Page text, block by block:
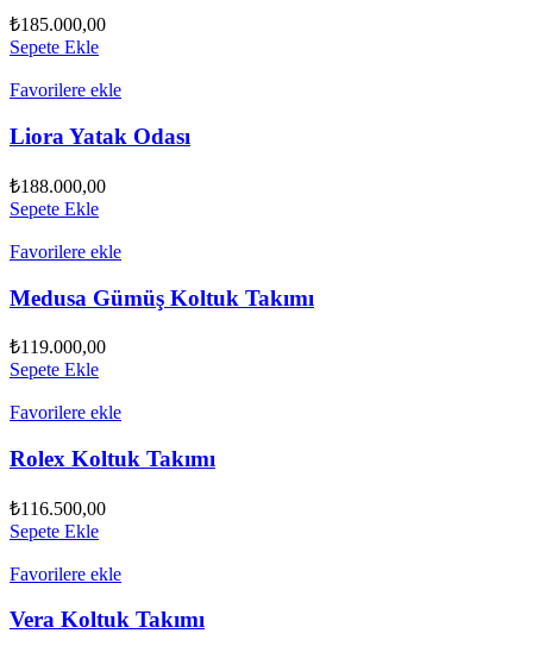
₺185.000,00
Sepete Ekle
Favorilere ekle
Liora Yatak Odası
₺188.000,00
Sepete Ekle
Favorilere ekle
Medusa Gümüş Koltuk Takımı
₺119.000,00
Sepete Ekle
Favorilere ekle
Rolex Koltuk Takımı
₺116.500,00
Sepete Ekle
Favorilere ekle
Vera Koltuk Takımı